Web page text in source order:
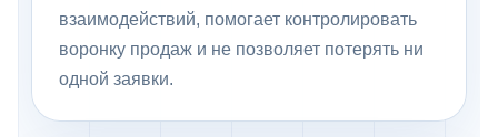
взаимодействий, помогает контролировать
воронку продаж и не позволяет потерять ни
одной заявки.